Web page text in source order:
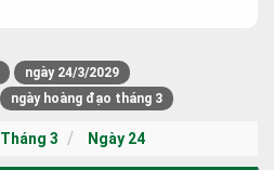
ngày 24/3/2029
ngày hoàng đạo tháng 3
Tháng 3 Ngày 24